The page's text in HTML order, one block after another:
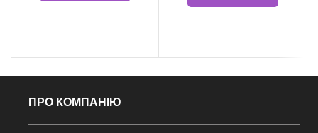
ПРО КОМПАНІЮ